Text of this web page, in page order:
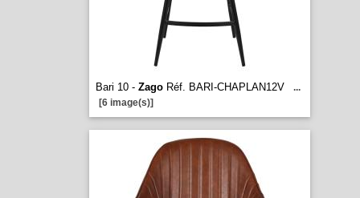
Bari 10 - ZagoRéf. BARI-CHAPLAN12V
...
[6 image(s)]